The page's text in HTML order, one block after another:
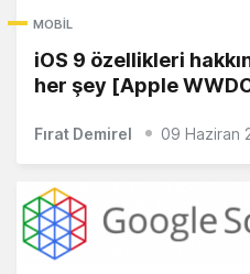
MOBIL
iOS 9 özellikleri
her şey [Apple
Fırat Demirel 09 Haziran